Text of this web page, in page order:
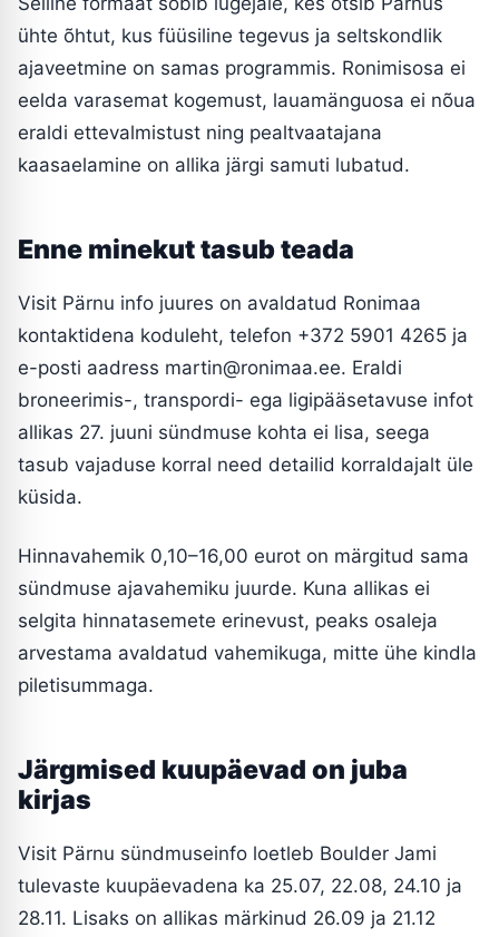
ühte õhtut, kus füüsiline tegevus ja seltskondlik
ajaveetmine on samas programmis. Ronimisosa ei
eelda varasemat kogemust, lauamänguosa ei nõua
eraldi ettevalmistust ning pealtvaatajana
kaasaelamine on allika järgi samuti lubatud.
Enne minekut tasub teada
Visit Pärnu info juures on avaldatud Ronimaa
kontaktidena koduleht, telefon +372 5901 4265 ja
e-posti aadress martin@ronimaa.ee. Eraldi
broneerimis-, transpordi- ega ligipääsetavuse infot
allikas 27. juuni sündmuse kohta ei lisa, seega
tasub vajaduse korral need detailid korraldajalt üle
küsida.
Hinnavahemik 0,10–16,00 eurot on märgitud sama
sündmuse ajavahemiku juurde. Kuna allikas ei
selgita hinnatasemete erinevust, peaks osaleja
arvestama avaldatud vahemikuga, mitte ühe kindla
piletisummaga.
Järgmised kuupäevad on juba
kirjas
Visit Pärnu sündmuseinfo loetleb Boulder Jami
tulevaste kuupäevadena ka 25.07, 22.08, 24.10 ja
28.11. Lisaks on allikas märkinud 26.09 ja 21.12